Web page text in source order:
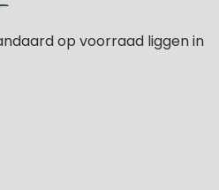
op voorraad liggen in